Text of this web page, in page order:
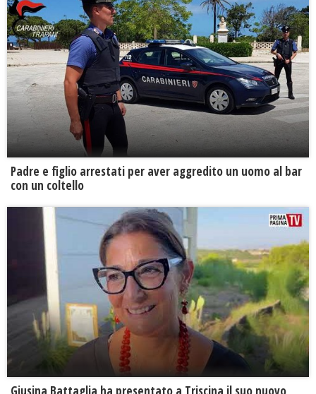
Padre e figlio arrestati per aver aggredito un uomo al bar
con un coltello